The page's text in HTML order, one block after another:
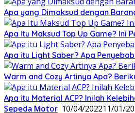
Apa yang Dimaksud dengan
Apa Itu Maksud Top Up Game? Ini
Apa itu Light Saber? Apa
Warm and Cozy Artinya Apa?
Apa itu Material ACP? Inilah
Sepeda Motor 10/04/202211/01/